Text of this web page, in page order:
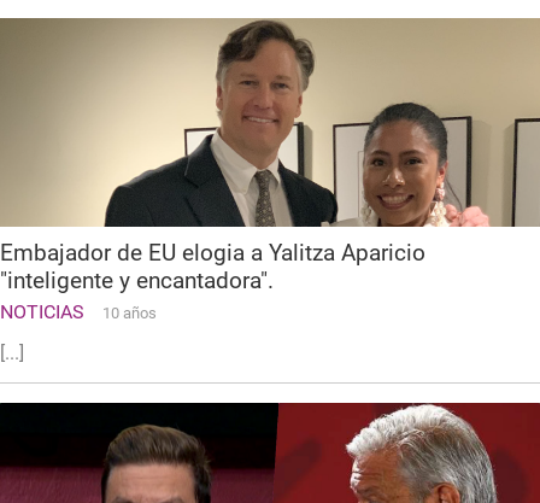
Embajador de EU elogia a Yalitza Aparicio
"inteligente y encantadora".
NOTICIAS 10 años
[...]